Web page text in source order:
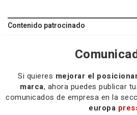
Contenido patrocinado
Si quieres mejorar el
marca, ahora puedes publicar
comunicados de empresa en la
europa